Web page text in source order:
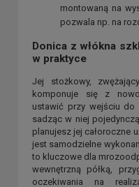
montowaną na
pozwala np. na
Donica z włókna
w praktyce
Jej stożkowy,
komponuje się z
ustawić przy wejściu
sadząc w niej
planujesz jej całoroczne
jest samodzielne
to kluczowe dla
wewnętrzną półką,
oczekiwania na